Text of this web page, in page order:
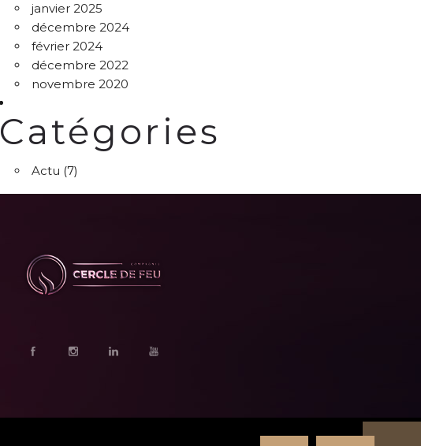
janvier 2025
décembre 2024
février 2024
décembre 2022
novembre 2020
Catégories
Actu (7)